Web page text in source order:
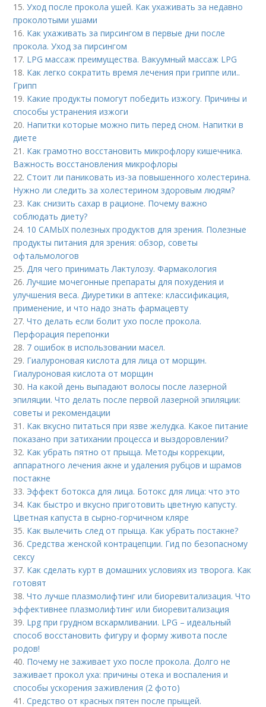
15.Уход после прокола ушей. Как ухаживать за недавно
проколотыми ушами
16. Как ухаживать за пирсингом в первые дни после
прокола. Уход за пирсингом
17. LPG массаж преимущества. Вакуумный массаж LPG
18. Как легко сократить время лечения при гриппе или..
Грипп
19. Какие продукты помогут победить изжогу. Причины и
способы устранения изжоги
20. Напитки которые можно пить перед сном. Напитки в
диете
21. Как грамотно восстановить микрофлору кишечника.
Важность восстановления микрофлоры
22.Стоит ли паниковать из-за повышенного холестерина.
Нужно ли следить за холестерином здоровым людям?
23. Как снизить сахар в рационе. Почему важно
соблюдать диету?
24. 10 САМЫХ полезных продуктов для зрения. Полезные
продукты питания для зрения: обзор, советы
офтальмологов
25. Для чего принимать Лактулозу. Фармакология
26. Лучшие мочегонные препараты для похудения и
улучшения веса. Диуретики в аптеке: классификация,
применение, и что надо знать фармацевту
27.Что делать если болит ухо после прокола.
Перфорация перепонки
28. 7 ошибок в использовании масел.
29. Гиалуроновая кислота для лица от морщин.
Гиалуроновая кислота от морщин
30. На какой день выпадают волосы после лазерной
эпиляции. Что делать после первой лазерной эпиляции:
советы и рекомендации
31. Как вкусно питаться при язве желудка. Какое питание
показано при затихании процесса и выздоровлении?
32. Как убрать пятно от прыща. Методы коррекции,
аппаратного лечения акне и удаления рубцов и шрамов
постакне
33. Эффект ботокса для лица. Ботокс для лица: что это
34. Как быстро и вкусно приготовить цветную капусту.
Цветная капуста в сырно-горчичном кляре
35. Как вылечить след от прыща. Как убрать постакне?
36.Средства женской контрацепции. Гид по безопасному
сексу
37. Как сделать курт в домашних условиях из творога. Как
готовят
38.Что лучше плазмолифтинг или биоревитализация. Что
эффективнее плазмолифтинг или биоревитализация
39. Lpg при грудном вскармливании. LPG – идеальный
способ восстановить фигуру и форму живота после
родов!
40. Почему не заживает ухо после прокола. Долго не
заживает прокол уха: причины отека и воспаления и
способы ускорения заживления (2 фото)
41.Средство от красных пятен после прыщей.